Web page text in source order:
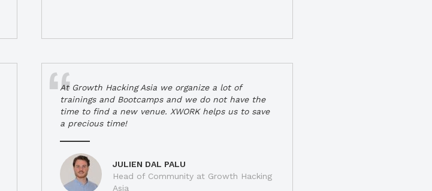
At Growth Hacking Asia we organize a lot of
trainings and Bootcamps and we do not have the
time to find a new venue. XWORK helps us to save
a precious time!
JULIEN DAL PALU
Head of Community at Growth Hacking
Asia